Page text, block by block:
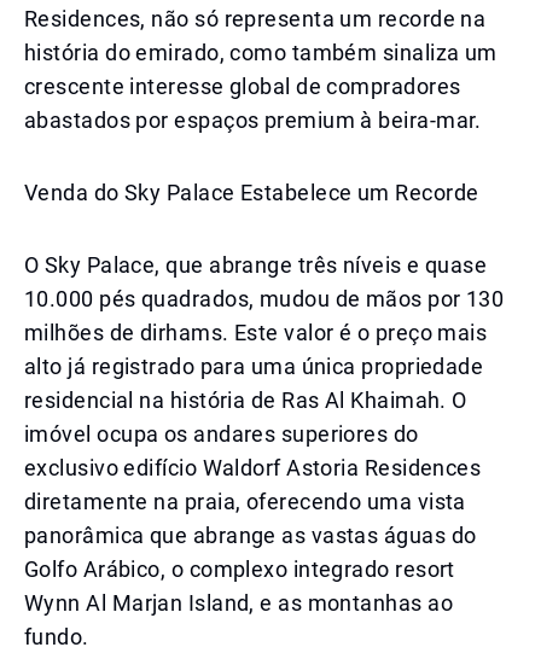
Residences, não só representa um recorde na
história do emirado, como também sinaliza um
crescente interesse global de compradores
abastados por espaços premium à beira-mar.
Venda do Sky Palace Estabelece um Recorde
O Sky Palace, que abrange três níveis e quase
10.000 pés quadrados, mudou de mãos por 130
milhões de dirhams. Este valor é o preço mais
alto já registrado para uma única propriedade
residencial na história de Ras Al Khaimah. O
imóvel ocupa os andares superiores do
exclusivo edifício Waldorf Astoria Residences
diretamente na praia, oferecendo uma vista
panorâmica que abrange as vastas águas do
Golfo Arábico, o complexo integrado resort
Wynn Al Marjan Island, e as montanhas ao
fundo.